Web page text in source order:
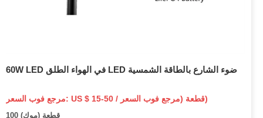
60W LED في الهواء الطلق LED ضوء الشارع بالطاقة الشمسية
مرجع فوب السعر: US $ 15-50 / قطعة (مرجع فوب السعر)
100 قطعة (موك)